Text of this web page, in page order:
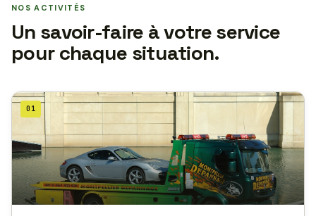
NOS ACTIVITÉS
Un savoir-faire à votre service
pour chaque situation.
01